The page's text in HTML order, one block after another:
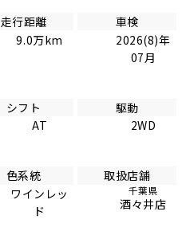
走行距離
9.0万km
車検
2026(8)年
07月
シフト
AT
駆動
2WD
色系統
ワインレッ
ド
取扱店舗
千葉県
酒々井店